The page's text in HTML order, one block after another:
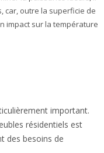
car, outre la superficie de
impact sur la température
important.
résidentiels est
des besoins de